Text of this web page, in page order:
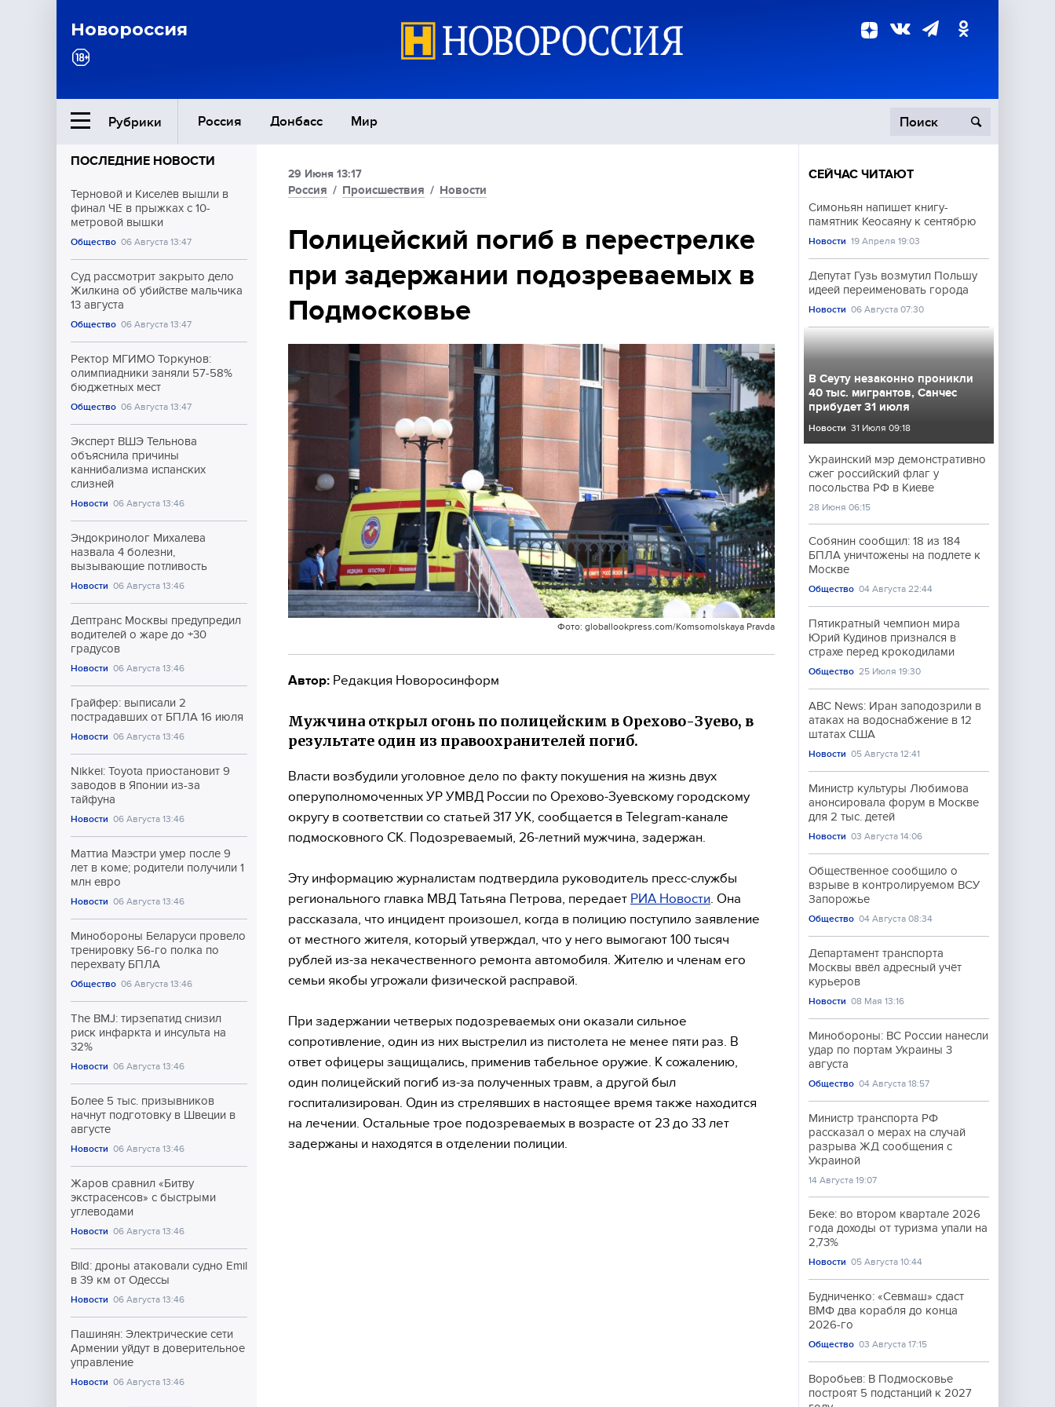
Новороссия
Рубрики Россия Донбасс Мир
Ближний Восток Политика
Общество
Экономика
Происшествия
Культура
Спорт
ПОСЛЕДНИЕ НОВОСТИ
Терновой и Киселёв вышли в
финал ЧЕ в прыжках с 10-
метровой вышки
Общество 06 Августа 13:47
Суд рассмотрит закрыто дело
Жилкина об убийстве мальчика
13 августа
Общество 06 Августа 13:47
Ректор МГИМО Торкунов:
олимпиадники заняли 57-58%
бюджетных мест
Общество 06 Августа 13:47
Эксперт ВШЭ Тельнова
объяснила причины
каннибализма испанских
слизней
Новости 06 Августа 13:46
Эндокринолог Михалева
назвала 4 болезни,
вызывающие потливость
Новости 06 Августа 13:46
Дептранс Москвы предупредил
водителей о жаре до +30
градусов
Новости 06 Августа 13:46
Грайфер: выписали 2
пострадавших от БПЛА 16 июля
Новости 06 Августа 13:46
Nikkei: Toyota приостановит 9
заводов в Японии из-за
тайфуна
Новости 06 Августа 13:46
Маттиа Маэстри умер после 9
лет в коме; родители получили 1
млн евро
Новости 06 Августа 13:46
Минобороны Беларуси провело
тренировку 56-го полка по
перехвату БПЛА
Общество 06 Августа 13:46
The BMJ: тирзепатид снизил
риск инфаркта и инсульта на
32%
Новости 06 Августа 13:46
Более 5 тыс. призывников
начнут подготовку в Швеции в
августе
Новости 06 Августа 13:46
Жаров сравнил «Битву
экстрасенсов» с быстрыми
углеводами
Новости 06 Августа 13:46
Bild: дроны атаковали судно Emil
в 39 км от Одессы
Новости 06 Августа 13:46
Пашинян: Электрические сети
Армении уйдут в доверительное
управление
Новости 06 Августа 13:46
29 Июня 13:17
Россия / Происшествия / Новости
Полицейский погиб в перестрелке
при задержании подозреваемых в
Подмосковье
Фото: globallookpress.com/Komsomolskaya Pravda
Автор: Редакция Новоросинформ
Мужчина открыл огонь по полицейским в Орехово-Зуево, в
результате один из правоохранителей погиб.
Власти возбудили уголовное дело по факту покушения на жизнь двух
оперуполномоченных УР УМВД России по Орехово-Зуевскому городскому
округу в соответствии со статьей 317 УК, сообщается в Telegram-канале
подмосковного СК. Подозреваемый, 26-летний мужчина, задержан.
Эту информацию журналистам подтвердила руководитель пресс-службы
регионального главка МВД Татьяна Петрова, передает РИА Новости . Она
рассказала, что инцидент произошел, когда в полицию поступило заявление
от местного жителя, который утверждал, что у него вымогают 100 тысяч
рублей из-за некачественного ремонта автомобиля. Жителю и членам его
семьи якобы угрожали физической расправой.
При задержании четверых подозреваемых они оказали сильное
сопротивление, один из них выстрелил из пистолета не менее пяти раз. В
ответ офицеры защищались, применив табельное оружие. К сожалению,
один полицейский погиб из-за полученных травм, а другой был
госпитализирован. Один из стрелявших в настоящее время также находится
на лечении. Остальные трое подозреваемых в возрасте от 23 до 33 лет
задержаны и находятся в отделении полиции.
СЕЙЧАС ЧИТАЮТ
Симоньян напишет книгу-
памятник Кеосаяну к сентябрю
Новости 19 Апреля 19:03
Депутат Гузь возмутил Польшу
идеей переименовать города
Новости 06 Августа 07:30
В Сеуту незаконно проникли
40 тыс. мигрантов, Санчес
прибудет 31 июля
Новости 31 Июля 09:18
Украинский мэр демонстративно
сжег российский флаг у
посольства РФ в Киеве
28 Июня 06:15
Собянин сообщил: 18 из 184
БПЛА уничтожены на подлете к
Москве
Общество 04 Августа 22:44
Пятикратный чемпион мира
Юрий Кудинов признался в
страхе перед крокодилами
Общество 25 Июля 19:30
ABC News: Иран заподозрили в
атаках на водоснабжение в 12
штатах США
Новости 05 Августа 12:41
Министр культуры Любимова
анонсировала форум в Москве
для 2 тыс. детей
Новости 03 Августа 14:06
Общественное сообщило о
взрыве в контролируемом ВСУ
Запорожье
Общество 04 Августа 08:34
Департамент транспорта
Москвы ввёл адресный учёт
курьеров
Новости 08 Мая 13:16
Минобороны: ВС России нанесли
удар по портам Украины 3
августа
Общество 04 Августа 18:57
Министр транспорта РФ
рассказал о мерах на случай
разрыва ЖД сообщения с
Украиной
14 Августа 19:07
Беке: во втором квартале 2026
года доходы от туризма упали на
2,73%
Новости 05 Августа 10:44
Будниченко: «Севмаш» сдаст
ВМФ два корабля до конца
2026-го
Общество 03 Августа 17:15
Воробьев: В Подмосковье
построят 5 подстанций к 2027